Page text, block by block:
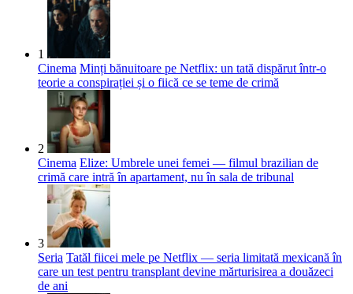
1
Cinema Minți bănuitoare pe Netflix: un tată dispărut într-o
teorie a conspirației și o fiică ce se teme de crimă
2
Cinema Elize: Umbrele unei femei — filmul brazilian de
crimă care intră în apartament, nu în sala de tribunal
3
Seria Tatăl fiicei mele pe Netflix — seria limitată mexicană în
care un test pentru transplant devine mărturisirea a douăzeci
de ani